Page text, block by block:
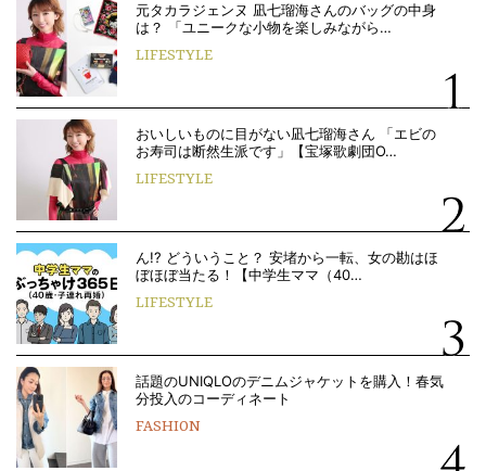
元タカラジェンヌ 凪七瑠海さんのバッグの中身
は？ 「ユニークな小物を楽しみながら…
LIFESTYLE
おいしいものに目がない凪七瑠海さん 「エビの
お寿司は断然生派です」【宝塚歌劇団O…
LIFESTYLE
ん!? どういうこと？ 安堵から一転、女の勘はほ
ぼほぼ当たる！【中学生ママ（40…
LIFESTYLE
話題のUNIQLOのデニムジャケットを購入！春気
分投入のコーディネート
FASHION